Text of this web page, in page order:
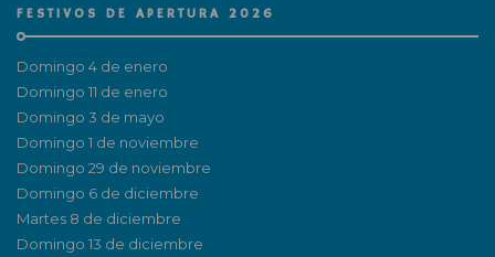
FESTIVOS DE APERTURA 2026
Domingo 4 de enero
Domingo 11 de enero
Domingo 3 de mayo
Domingo 1 de noviembre
Domingo 29 de noviembre
Domingo 6 de diciembre
Martes 8 de diciembre
Domingo 13 de diciembre